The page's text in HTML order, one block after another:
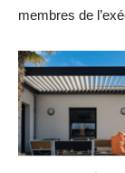
membres de